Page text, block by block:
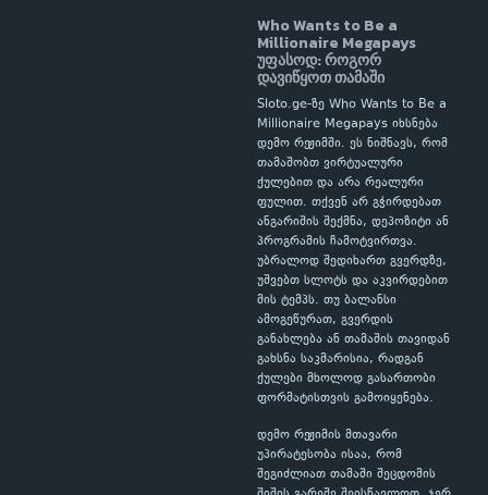
Who Wants to Be a
Millionaire Megapays
უფასოდ: როგორ
დავიწყოთ თამაში
Sloto.ge-ზე Who Wants to Be a
Millionaire Megapays იხსნება
დემო რეჟიმში. ეს ნიშნავს, რომ
თამაშობთ ვირტუალური
ქულებით და არა რეალური
ფულით. თქვენ არ გჭირდებათ
ანგარიშის შექმნა, დეპოზიტი ან
პროგრამის ჩამოტვირთვა.
უბრალოდ შედიხართ გვერდზე,
უშვებთ სლოტს და აკვირდებით
მის ტემპს. თუ ბალანსი
ამოგეწურათ, გვერდის
განახლება ან თამაშის თავიდან
გახსნა საკმარისია, რადგან
ქულები მხოლოდ გასართობი
ფორმატისთვის გამოიყენება.
დემო რეჟიმის მთავარი
უპირატესობა ისაა, რომ
შეგიძლიათ თამაში შეცდომის